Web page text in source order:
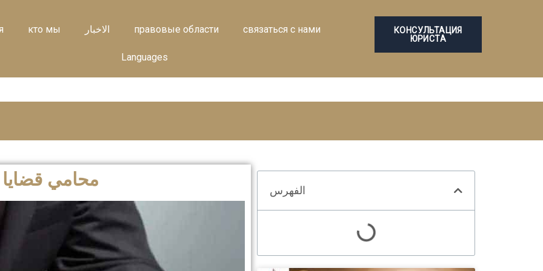
кто мы الاخبار правовые области связаться с нами
Languages
КОНСУЛЬТАЦИЯ
ЮРИСТА
محامي قضايا
الفهرس